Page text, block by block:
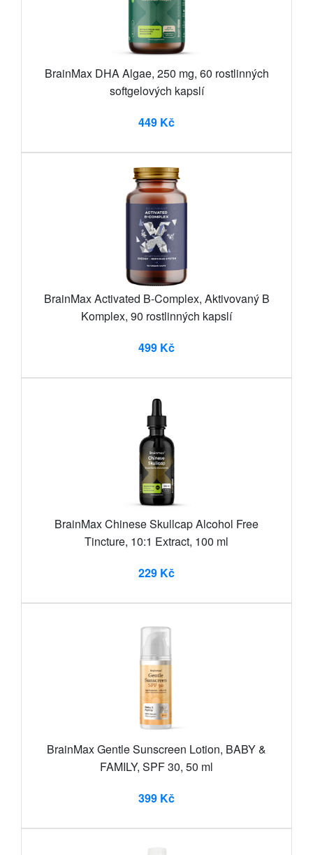
BrainMax DHA Algae, 250 mg, 60 rostlinných
softgelových kapslí
449 Kč
BrainMax Activated B-Complex, Aktivovaný B
Komplex, 90 rostlinných kapslí
499 Kč
BrainMax Chinese Skullcap Alcohol Free
Tincture, 10:1 Extract, 100 ml
229 Kč
BrainMax Gentle Sunscreen Lotion, BABY &
FAMILY, SPF 30, 50 ml
399 Kč